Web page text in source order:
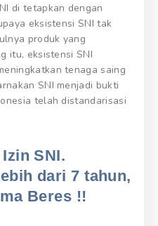
di tetapkan dengan
eksistensi SNI tak
produk yang
itu, eksistensi SNI
tenaga saing
SNI menjadi bukti
telah distandarisasi
SNI.
dari 7 tahun,
Beres !!